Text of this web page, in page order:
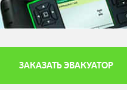
ЗАКАЗАТЬ ЭВАКУАТОР